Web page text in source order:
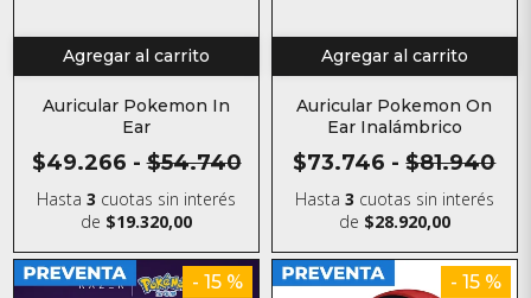
Agregar al carrito
Auricular Pokemon In
Ear
$49.266 - $54.740
Hasta3 cuotas sin interés
de $19.320,00
Agregar al carrito
Auricular Pokemon On
Ear Inalámbrico
$73.746 - $81.940
Hasta 3 cuotas sin interés
de $28.920,00
- 15 % - 15 %